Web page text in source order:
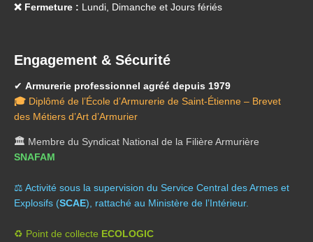
❌ Fermeture : Lundi, Dimanche et Jours fériés
Engagement & Sécurité
✔ Armurerie professionnel agréé depuis 1979
🎓 Diplômé de l’École d’Armurerie de Saint-Étienne – Brevet
des Métiers d’Art d’Armurier
🏛️ Membre du Syndicat National de la Filière Armurière
SNAFAM
⚖️ Activité sous la supervision du Service Central des Armes et
Explosifs (SCAE), rattaché au Ministère de l’Intérieur.
♻️ Point de collecte ECOLOGIC